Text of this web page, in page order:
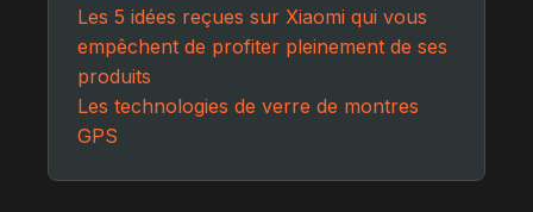
Les 5 idées reçues sur Xiaomi qui vous
empêchent de profiter pleinement de ses
produits
Les technologies de verre de montres
GPS